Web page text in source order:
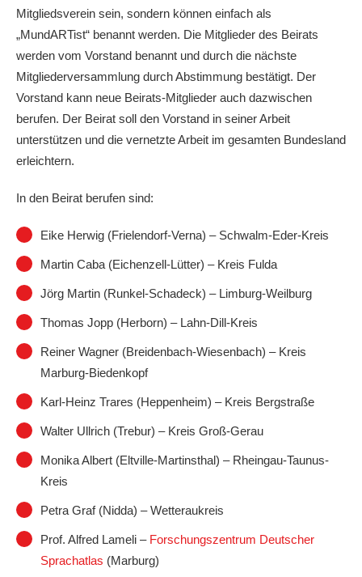
Mitgliedsverein sein, sondern können einfach als
„MundARTist“ benannt werden. Die Mitglieder des Beirats
werden vom Vorstand benannt und durch die nächste
Mitgliederversammlung durch Abstimmung bestätigt. Der
Vorstand kann neue Beirats-Mitglieder auch dazwischen
berufen. Der Beirat soll den Vorstand in seiner Arbeit
unterstützen und die vernetzte Arbeit im gesamten Bundesland
erleichtern.
In den Beirat berufen sind:
Eike Herwig (Frielendorf-Verna) – Schwalm-Eder-Kreis
Martin Caba (Eichenzell-Lütter) – Kreis Fulda
Jörg Martin (Runkel-Schadeck) – Limburg-Weilburg
Thomas Jopp (Herborn) – Lahn-Dill-Kreis
Reiner Wagner (Breidenbach-Wiesenbach) – Kreis
Marburg-Biedenkopf
Karl-Heinz Trares (Heppenheim) – Kreis Bergstraße
Walter Ullrich (Trebur) – Kreis Groß-Gerau
Monika Albert (Eltville-Martinsthal) – Rheingau-Taunus-
Kreis
Petra Graf (Nidda) – Wetteraukreis
Prof. Alfred Lameli – Forschungszentrum Deutscher
Sprachatlas (Marburg)